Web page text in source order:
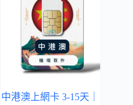
中港澳上網卡 3-15天｜